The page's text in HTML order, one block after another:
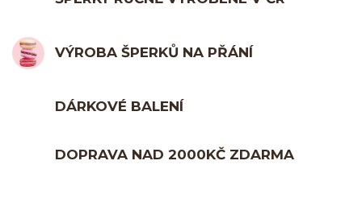
VÝROBA ŠPERKŮ NA PŘÁNÍ
DÁRKOVÉ BALENÍ
DOPRAVA NAD 2000KČ ZDARMA